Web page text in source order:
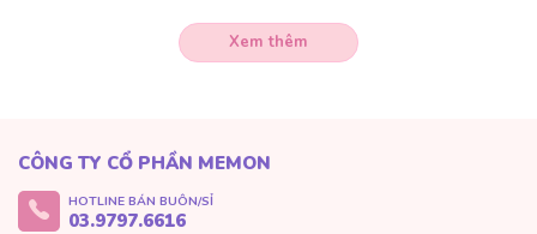
Xem thêm
CÔNG TY CỔ PHẦN MEMON
HOTLINE BÁN BUÔN/SỈ
03.9797.6616